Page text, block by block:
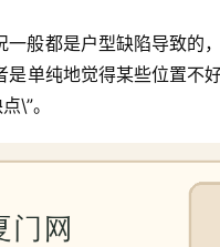
一般都是户型缺陷导致的
是单纯地觉得某些位置不
\”。